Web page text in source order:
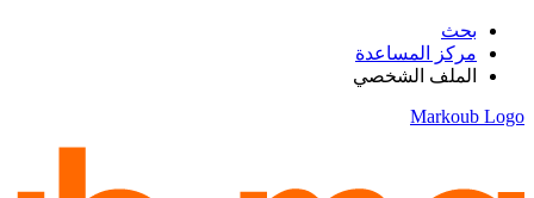
بحث
مركز المساعدة
الملف الشخصي
Markoub Logo